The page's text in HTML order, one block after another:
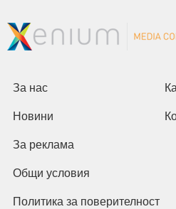
За нас
Новини
За реклама
Общи условия
Политика за поверителност